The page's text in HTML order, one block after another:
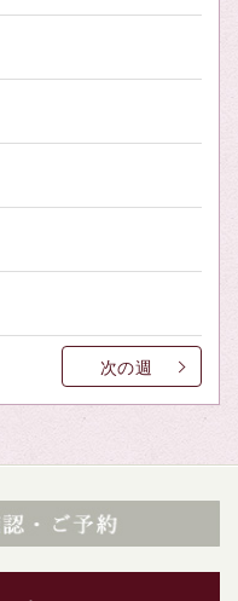
次の週